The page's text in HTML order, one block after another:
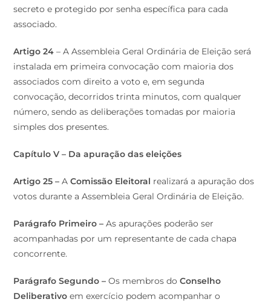
secreto e protegido por senha específica para cada
associado.
Artigo 24 – A Assembleia Geral Ordinária de Eleição será
instalada em primeira convocação com maioria dos
associados com direito a voto e, em segunda
convocação, decorridos trinta minutos, com qualquer
número, sendo as deliberações tomadas por maioria
simples dos presentes.
Capítulo V – Da apuração das eleições
Artigo 25 – AComissão Eleitoral realizará a apuração dos
votos durante a Assembleia Geral Ordinária de Eleição.
Parágrafo Primeiro – As apurações poderão ser
acompanhadas por um representante de cada chapa
concorrente.
Parágrafo Segundo – Os membros doConselho
Deliberativo em exercício podem acompanhar o